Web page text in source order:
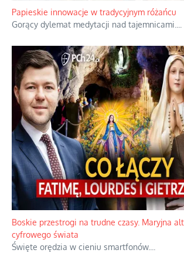
Papieskie innowacje w tradycyjnym różańcu
Gorący dylemat medytacji nad tajemnicami....
Boskie przestrogi na trudne czasy. Maryjna
cyfrowego świata
Święte orędzia w cieniu smartfonów.